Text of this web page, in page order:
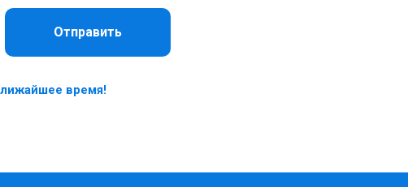
Отправить
время!